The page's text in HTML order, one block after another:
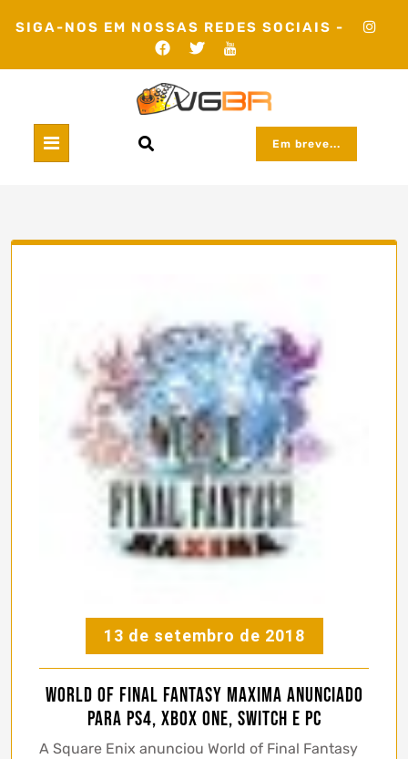
SIGA-NOS EM NOSSAS REDES SOCIAIS -
Em breve...
13 de setembro de 2018
World of Final Fantasy Maxima anunciado
para PS4, Xbox One, Switch e PC
A Square Enix anunciou World of Final Fantasy